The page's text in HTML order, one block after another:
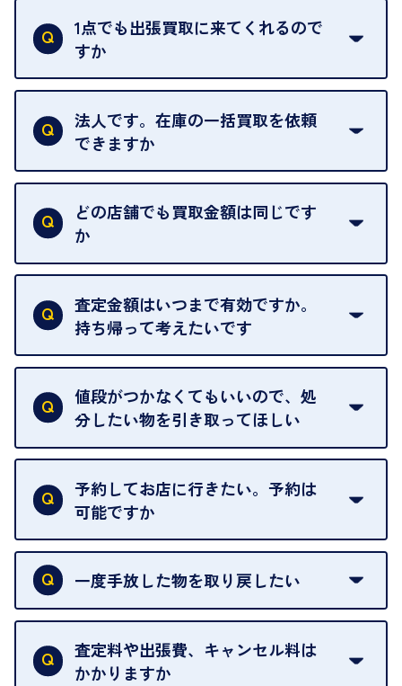
ただし、お品物の種類や量によっては対応させてい
ただくことがあります。
1点でも出張買取に来てくれるので
すか
はい。1点でもお伺いします。
法人です。在庫の一括買取を依頼
できますか
はい。喜んで承ります。出張買取をご利用くださ
い。
ご指定の場所にお伺いします。
どの店舗でも買取金額は同じです
か
はい。全店舗一律です。
ただし、中古市場は日々変動するため、査定した日
によって査定額が変わることはございます。
査定金額はいつまで有効ですか。
持ち帰って考えたいです
査定額は当日限り有効です。
中古市場が日々変動するため、翌日には査定額が変
わることがございます。
値段がつかなくてもいいので、処
分したい物を引き取ってほしい
再販不可能な物は、場合によってはお断りすること
がございます。ご了承ください。
予約してお店に行きたい。予約は
可能ですか
申し訳ありませんが、現在はご来店の予約は承って
おりません。
を整えておりますので、お好きな時にお越しくださ
い。
お急ぎの場合はスタッフに一言お声がけください。
一度手放した物を取り戻したい
当店は質店ではありませんので、買い取ったお品物
は基本的に販売へと回されます。買い戻しはできま
せんので、ご了承ください。
査定料や出張費、キャンセル料は
かかりますか